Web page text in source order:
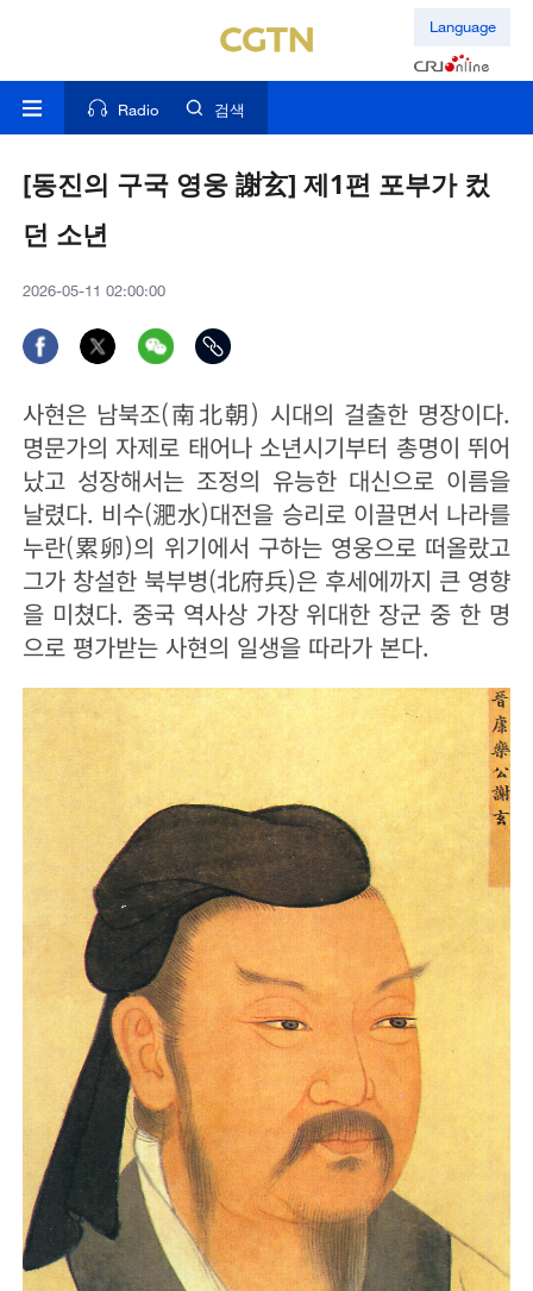
Language
Radio 검색
[동진의 구국 영웅 謝玄] 제1편 포부가 컸
던 소년
2026-05-11 02:00:00
사현은 남북조(南北朝) 시대의 걸출한 명장이다.
명문가의 자제로 태어나 소년시기부터 총명이 뛰어
났고 성장해서는 조정의 유능한 대신으로 이름을
날렸다. 비수(淝水)대전을 승리로 이끌면서 나라를
누란(累卵)의 위기에서 구하는 영웅으로 떠올랐고
그가 창설한 북부병(北府兵)은 후세에까지 큰 영향
을 미쳤다. 중국 역사상 가장 위대한 장군 중 한 명
으로 평가받는 사현의 일생을 따라가 본다.